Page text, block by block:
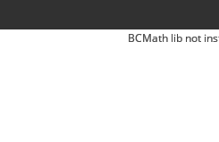
BCMath lib not